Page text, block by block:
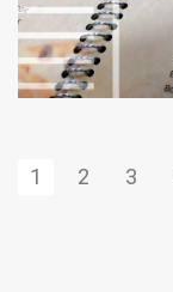
1 2 3